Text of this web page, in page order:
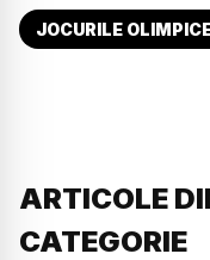
JOCURILE
ARTICOLE
CATEGORIE